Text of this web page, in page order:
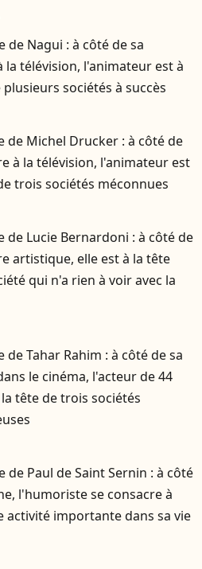
de Nagui : à côté de sa
la télévision, l'animateur est à
sociétés à succès
de Michel Drucker : à côté de
à la télévision, l'animateur est
trois sociétés méconnues
de Lucie Bernardoni : à côté de
artistique, elle est à la tête
qui n'a rien à voir avec la
de Tahar Rahim : à côté de sa
le cinéma, l'acteur de 44
tête de trois sociétés
de Paul de Saint Sernin : à côté
l'humoriste se consacre à
activité importante dans sa vie